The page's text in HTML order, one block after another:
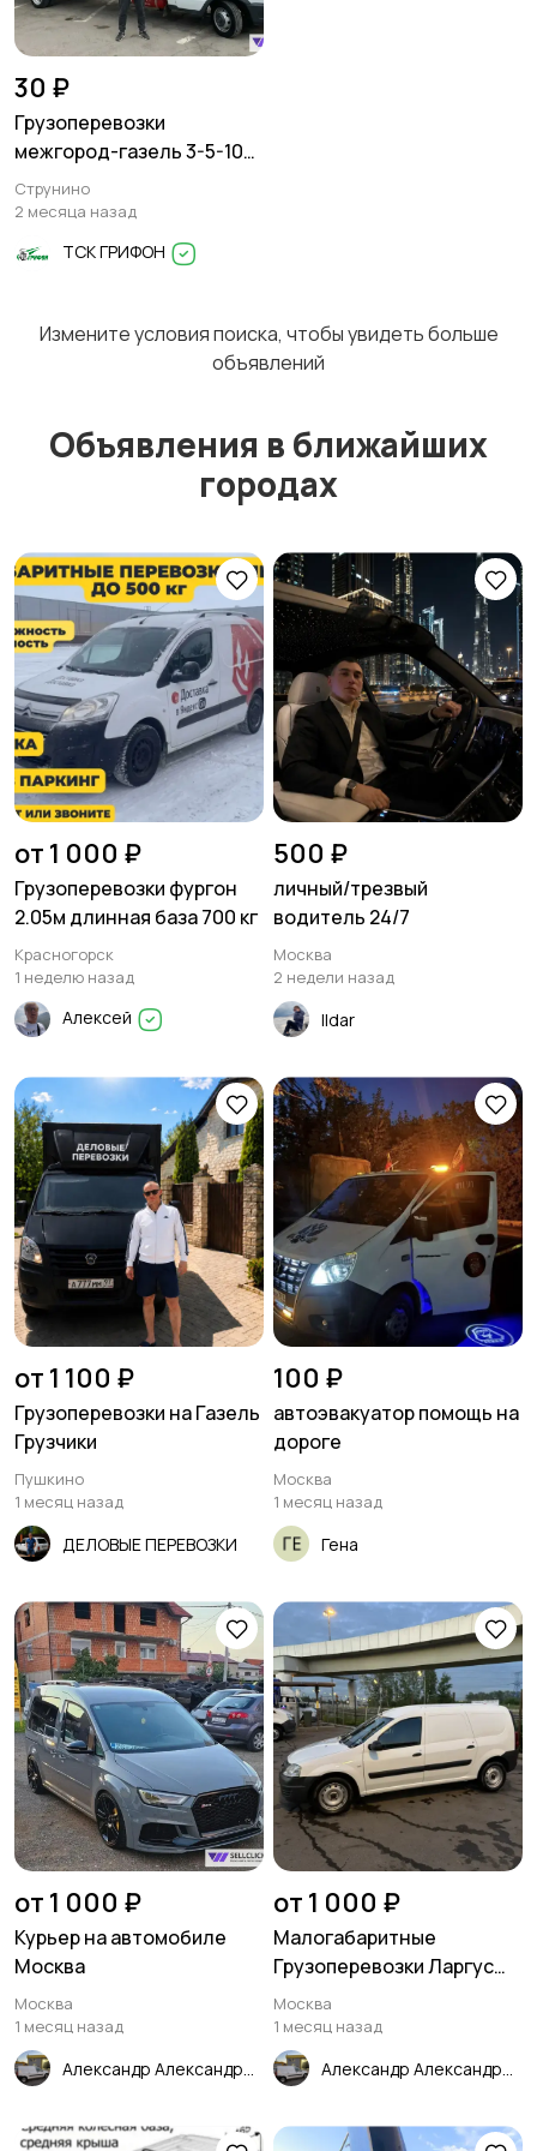
Уборка
Обучение Красота и здоровье
Деловые услуги
Писатели Сценаристы
Организация
праздников
Фото- и видеосъемка
Изготовление на
заказ
Продукты питания
Уход за животными Юридические услуги
Другое
30 ₽
Грузоперевозки
межгород-газель 3-5-10
тонн
Струнино
2 месяца назад
ТСК ГРИФОН
Измените условия поиска, чтобы увидеть больше
объявлений
Объявления в ближайших
городах
от 1 000 ₽
Грузоперевозки фургон
2.05м длинная база 700 кг
Красногорск
1 неделю назад
Алексей
500 ₽
личный/трезвый
водитель 24/7
Москва
2 недели назад
Ildar
от 1 100 ₽
Грузоперевозки на Газель
Грузчики
Пушкино
1 месяц назад
ДЕЛОВЫЕ ПЕРЕВОЗКИ
100 ₽
автоэвакуатор помощь на
дороге
Москва
1 месяц назад
Гена
от 1 000 ₽
Курьер на автомобиле
Москва
Москва
1 месяц назад
от 1 000 ₽
Малогабаритные
Грузоперевозки Ларгус
Москва
Москва
1 месяц назад